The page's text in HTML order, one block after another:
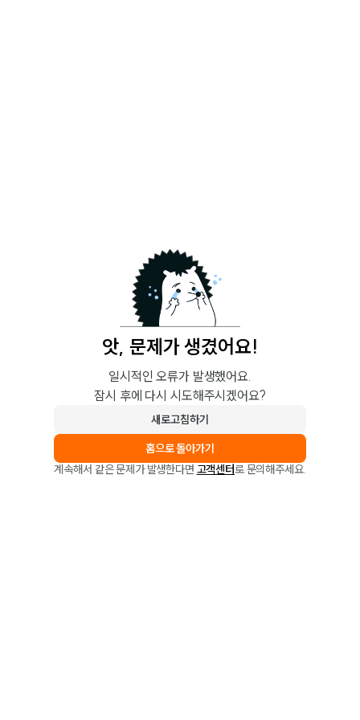
앗, 문제가 생겼어요!
일시적인 오류가 발생했어요.
잠시 후에 다시 시도해주시겠어요?
새로고침하기
홈으로 돌아가기
계속해서 같은 문제가 발생한다면 고객센터로 문의해주세요.